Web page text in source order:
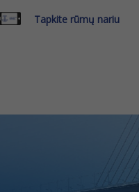
Tapkite rūmų nariu